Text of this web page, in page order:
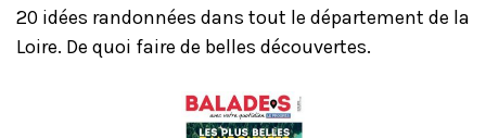
20 idées randonnées dans tout le département de la
Loire. De quoi faire de belles découvertes.